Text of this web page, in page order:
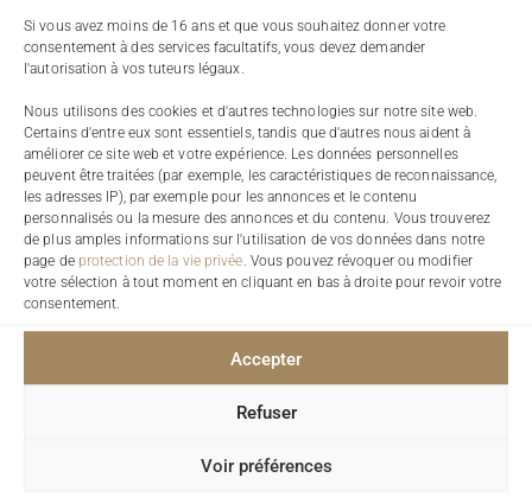
Si vous avez moins de 16 ans et que vous souhaitez donner votre
consentement à des services facultatifs, vous devez demander
l'autorisation à vos tuteurs légaux.
Nous utilisons des cookies et d'autres technologies sur notre site web.
Certains d'entre eux sont essentiels, tandis que d'autres nous aident à
améliorer ce site web et votre expérience. Les données personnelles
peuvent être traitées (par exemple, les caractéristiques de reconnaissance,
les adresses IP), par exemple pour les annonces et le contenu
personnalisés ou la mesure des annonces et du contenu. Vous trouverez
de plus amples informations sur l'utilisation de vos données dans notre
page de protection de la vie privée . Vous pouvez révoquer ou modifier
votre sélection à tout moment en cliquant en bas à droite pour revoir votre
consentement.
Accepter
Refuser
Voir préférences
Newsletter
Inscrivez-vous à notre Newsletter et restez informés de nos